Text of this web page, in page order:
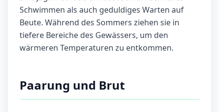
Schwimmen als auch geduldiges Warten auf
Beute. Während des Sommers ziehen sie in
tiefere Bereiche des Gewässers, um den
wärmeren Temperaturen zu entkommen.
Paarung und Brut